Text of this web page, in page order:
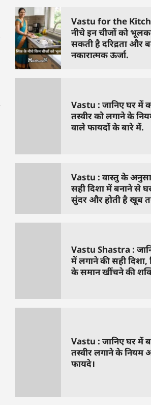
Vastu for the
नीचे इन चीजों को
सकती है दरिद्रता और
नकारात्मक ऊर्जा.
Vastu : जानिए घर
तस्वीर को लगाने के
वाले फायदों के बारे में.
Vastu : वास्तु के
सही दिशा में बनाने से
सुंदर और होती है खूब
Vastu Shastra :
में लगाने की सही
के समान खींचने की
Vastu : जानिए घर में
तस्वीर लगाने के नियम
फायदे।